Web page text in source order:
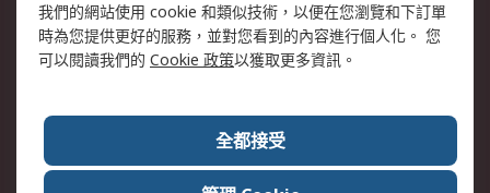
關於RS
RS的歷史
關於RS
加入我們
新聞中心
RS銷售條款
我們的網站使用 cookie 和類似技術，以便在您瀏覽和下訂單
時為您提供更好的服務，並對您看到的內容進行個人化。 您
可以閱讀我們的 Cookie 政策以獲取更多資訊。
全都接受